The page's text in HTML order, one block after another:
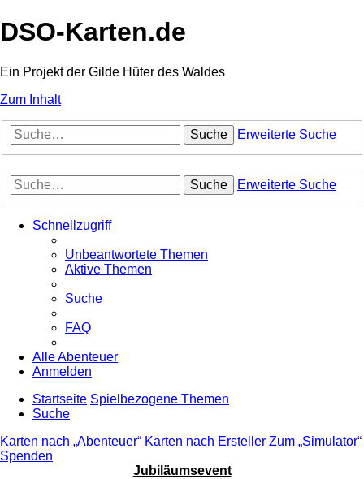
DSO-Karten.de
Ein Projekt der Gilde Hüter des Waldes
Zum Inhalt
Suche Erweiterte Suche
Suche Erweiterte Suche
Schnellzugriff
Unbeantwortete Themen
Aktive Themen
Suche
FAQ
Alle Abenteuer
Anmelden
Startseite Spielbezogene Themen
Suche
Karten nach „Abenteuer“ Karten nach Ersteller Zum „Simulator“
Spenden
Jubiläumsevent